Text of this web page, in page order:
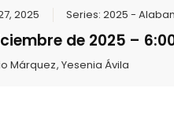
2025 Series:2025 -
de 2025 –
Márquez,Yesenia Ávila